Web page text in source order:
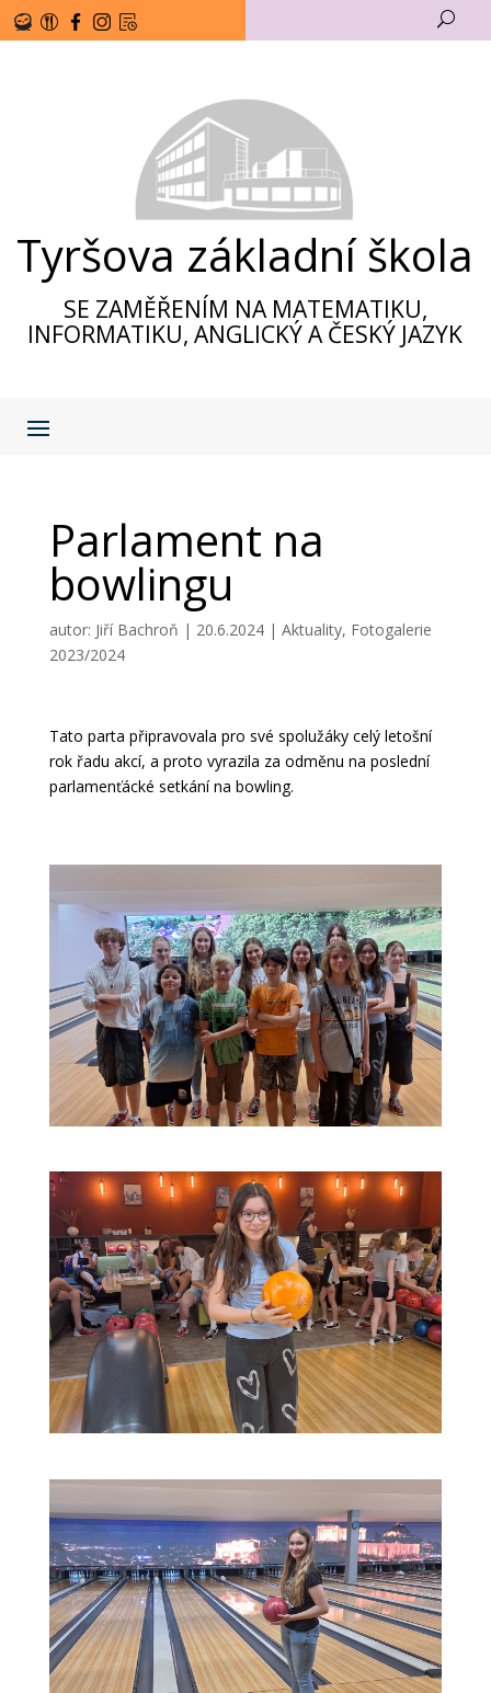
U
Tyršova základní škola
SE ZAMĚŘENÍM NA MATEMATIKU,
INFORMATIKU, ANGLICKÝ A ČESKÝ JAZYK
Parlament na
bowlingu
autor: Jiří Bachroň | 20.6.2024| Aktuality, Fotogalerie
2023/2024
Tato parta připravovala pro své spolužáky celý letošní
rok řadu akcí, a proto vyrazila za odměnu na poslední
parlamenťácké setkání na bowling.